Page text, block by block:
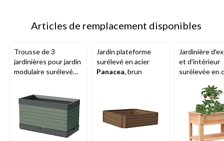
Articles de remplacement disponibles
Trousse de 3
jardinières pour jardin
modulaire surélevé
Jardin plateforme
surélevé en acier
Panacea, brun
Jardinière
et d'intérieur
surélevée en